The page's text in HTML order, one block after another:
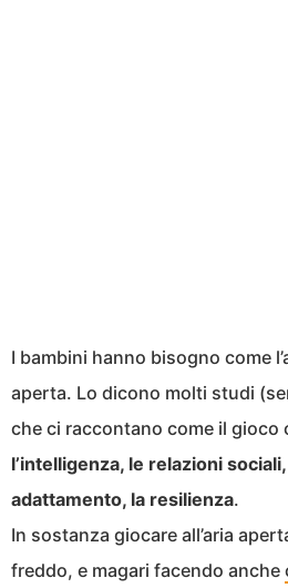
I bambini hanno bisogno come
aperta. Lo dicono molti studi
che ci raccontano come il gioco
l’intelligenza, le relazioni
adattamento, la resilienza.
In sostanza giocare all’aria
freddo, e magari facendo anche